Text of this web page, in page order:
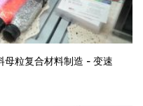
粒复合材料制造 - 变速